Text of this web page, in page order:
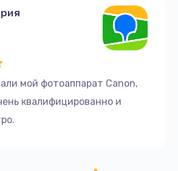
мой фотоаппарат Canon,
квалифицированно и